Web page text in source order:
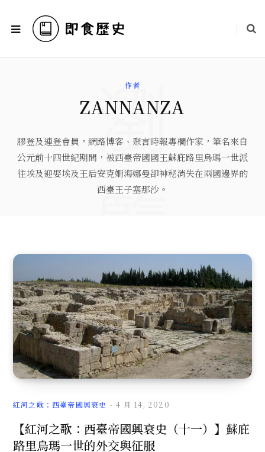
作者
ZANNANZA
瀏
覽
文
膠登及連登會員，網路博客、聚言時報專欄作家，筆名來自
公元前十四世紀期間，被西臺帝國國王蘇庇路里烏瑪一世派
往埃及迎娶埃及王后安克姍海娜曼卻神秘消失在兩國邊界的
西臺王子塞那沙。
紅河之歌：西臺帝國興衰史 4 月 14, 2020
【紅河之歌：西臺帝國興衰史（十一）】蘇庇
路里烏瑪一世的外交與征服